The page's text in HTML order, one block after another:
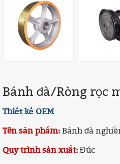
Bánh đà/Ròng rọc
Thiết kế OEM
Tên sản phẩm: Bánh đà
Quy trình sản xuất: Đúc